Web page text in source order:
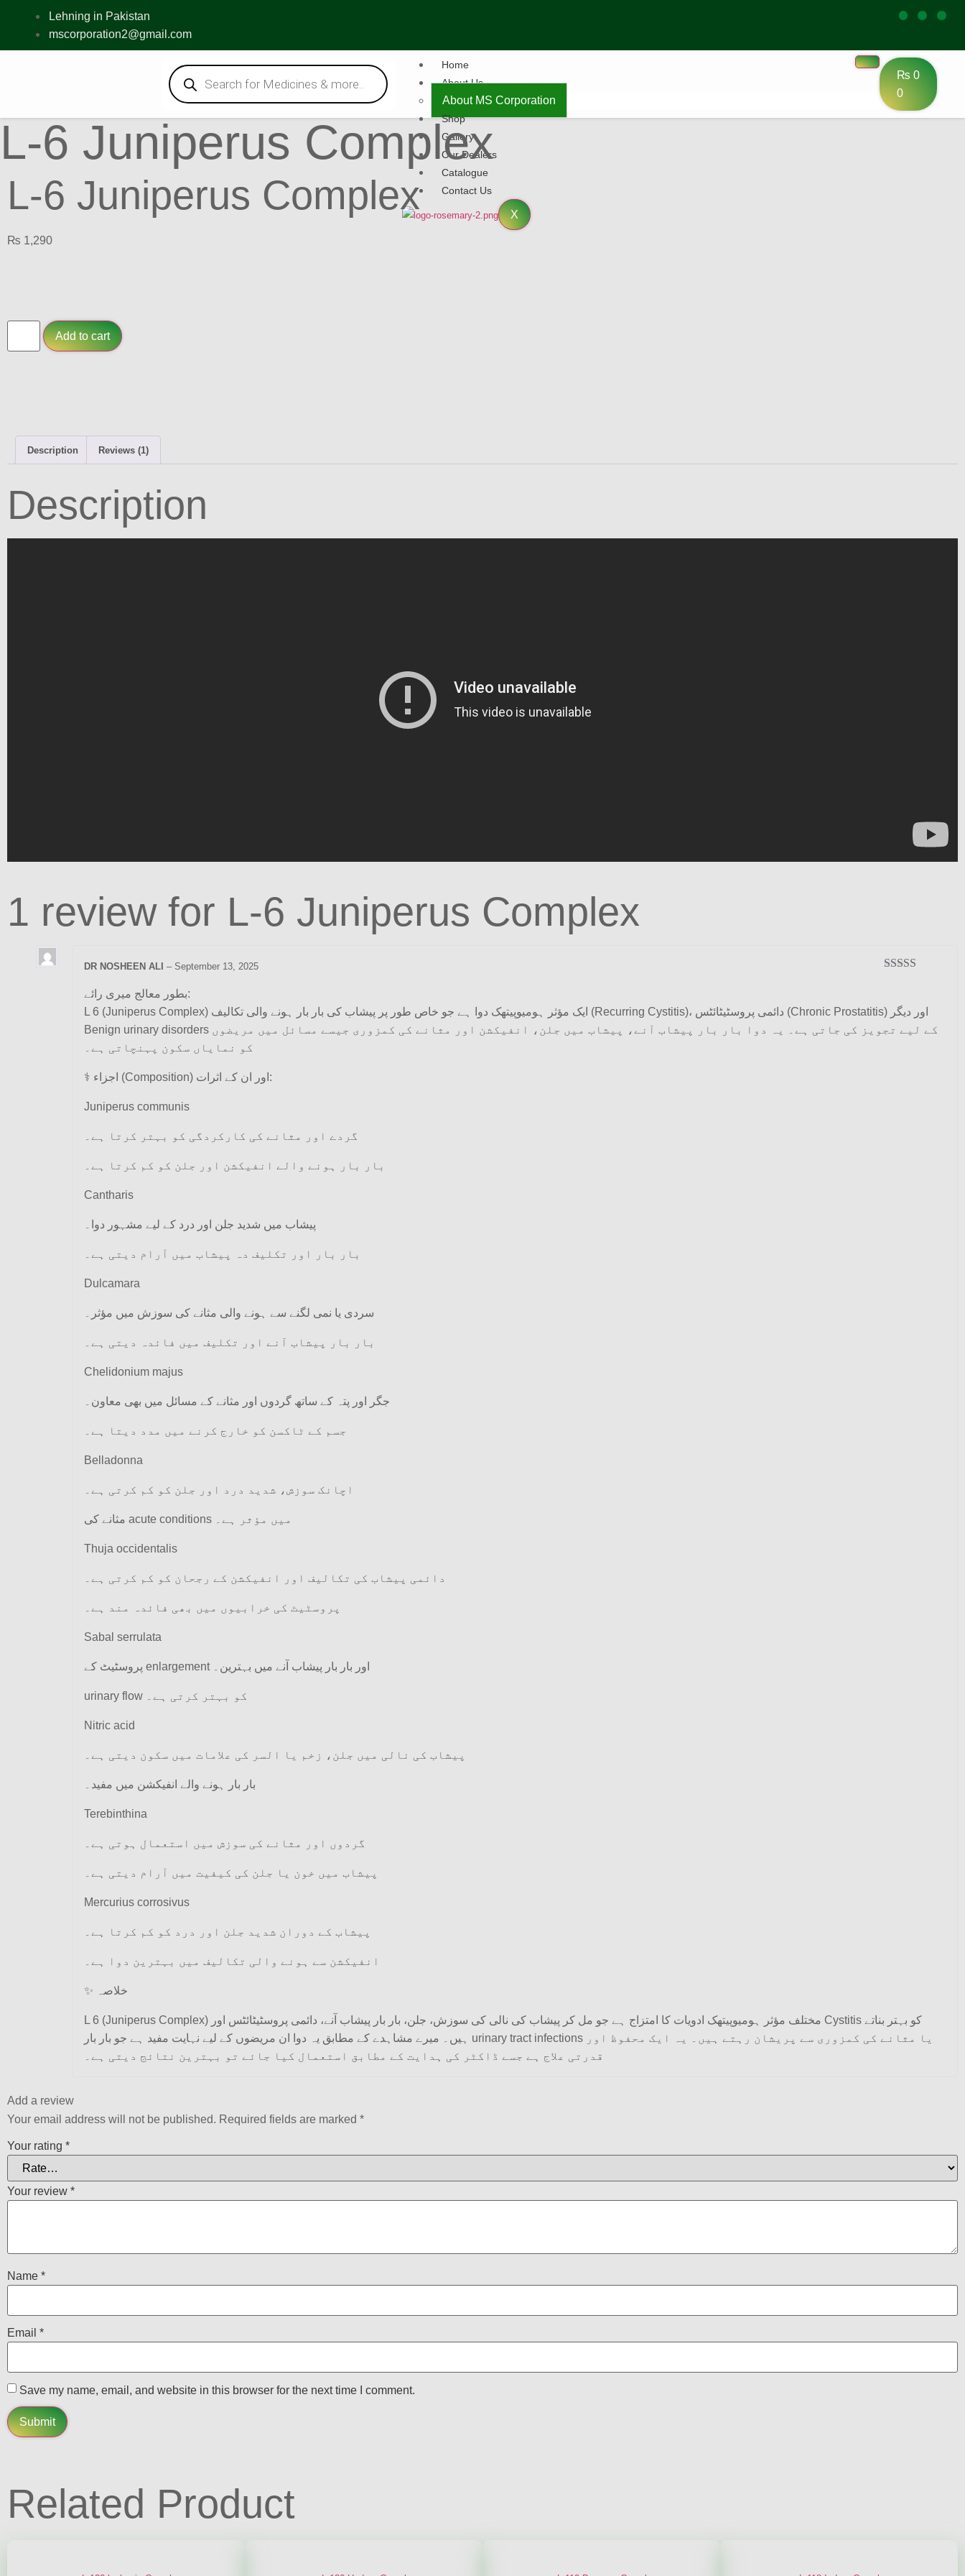
Lehning in Pakistan
mscorporation2@gmail.com
Home
About Us
About MS Corporation
Shop
Gallery
Our Dealers
Catalogue
Contact Us
X
₨ 0
0
L-6 Juniperus Complex
L-6 Juniperus Complex
₨ 1,290
Add to cart
Description Reviews (1)
Description
1 review for L-6 Juniperus Complex
DR NOSHEEN ALI – September 13, 2025
بطور معالج میری رائے:
L 6 (Juniperus Complex) ایک مؤثر ہومیوپیتھک دوا ہے جو خاص طور پر پیشاب کی بار بار ہونے والی تکالیف (Recurring Cystitis)، دائمی پروسٹیٹائٹس (Chronic Prostatitis) اور دیگر
Benign urinary disorders کے لیے تجویز کی جاتی ہے۔ یہ دوا بار بار پیشاب آنے، پیشاب میں جلن، انفیکشن اور مثانے کی کمزوری جیسے مسائل میں مریضوں
کو نمایاں سکون پہنچاتی ہے۔
⚕️ اجزاء (Composition) اور ان کے اثرات:
Juniperus communis
گردے اور مثانے کی کارکردگی کو بہتر کرتا ہے۔
بار بار ہونے والے انفیکشن اور جلن کو کم کرتا ہے۔
Cantharis
پیشاب میں شدید جلن اور درد کے لیے مشہور دوا۔
بار بار اور تکلیف دہ پیشاب میں آرام دیتی ہے۔
Dulcamara
سردی یا نمی لگنے سے ہونے والی مثانے کی سوزش میں مؤثر۔
بار بار پیشاب آنے اور تکلیف میں فائدہ دیتی ہے۔
Chelidonium majus
جگر اور پتہ کے ساتھ گردوں اور مثانے کے مسائل میں بھی معاون۔
جسم کے ٹاکسن کو خارج کرنے میں مدد دیتا ہے۔
Belladonna
اچانک سوزش، شدید درد اور جلن کو کم کرتی ہے۔
مثانے کی acute conditions میں مؤثر ہے۔
Thuja occidentalis
دائمی پیشاب کی تکالیف اور انفیکشن کے رجحان کو کم کرتی ہے۔
پروسٹیٹ کی خرابیوں میں بھی فائدہ مند ہے۔
Sabal serrulata
پروسٹیٹ کے enlargement اور بار بار پیشاب آنے میں بہترین۔
urinary flow کو بہتر کرتی ہے۔
Nitric acid
پیشاب کی نالی میں جلن، زخم یا السر کی علامات میں سکون دیتی ہے۔
بار بار ہونے والے انفیکشن میں مفید۔
Terebinthina
گردوں اور مثانے کی سوزش میں استعمال ہوتی ہے۔
پیشاب میں خون یا جلن کی کیفیت میں آرام دیتی ہے۔
Mercurius corrosivus
پیشاب کے دوران شدید جلن اور درد کو کم کرتا ہے۔
انفیکشن سے ہونے والی تکالیف میں بہترین دوا ہے۔
✨ خلاصہ
L 6 (Juniperus Complex) مختلف مؤثر ہومیوپیتھک ادویات کا امتزاج ہے جو مل کر پیشاب کی نالی کی سوزش، جلن، بار بار پیشاب آنے، دائمی پروسٹیٹائٹس اور Cystitis کو بہتر بناتے
ہیں۔ میرے مشاہدے کے مطابق یہ دوا ان مریضوں کے لیے نہایت مفید ہے جو بار بار urinary tract infections یا مثانے کی کمزوری سے پریشان رہتے ہیں۔ یہ ایک محفوظ اور
قدرتی علاج ہے جسے ڈاکٹر کی ہدایت کے مطابق استعمال کیا جائے تو بہترین نتائج دیتی ہے۔
Add a review
Your email address will not be published. Required fields are marked *
Your rating *
Your review *
Name *
Email *
Save my name, email, and website in this browser for the next time I comment.
Related Product